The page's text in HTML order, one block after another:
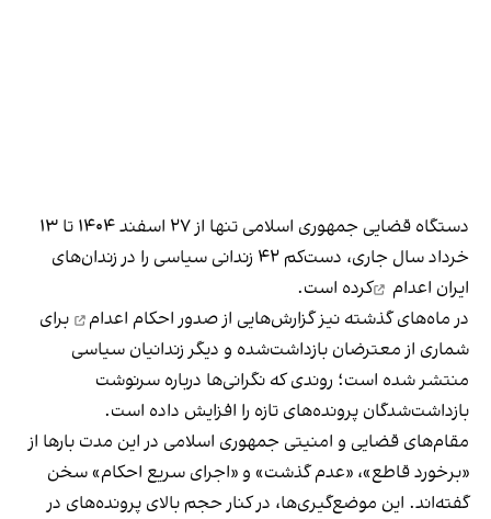
دستگاه قضایی جمهوری اسلامی تنها از ۲۷ اسفند ۱۴۰۴ تا ۱۳
خرداد سال جاری، دست‌کم ۴۲ زندانی سیاسی را در زندان‌های
ایران اعدام
کرده است.
در ماه‌های گذشته نیز گزارش‌هایی از صدور احکام اعدام
برای
شماری از معترضان بازداشت‌شده و دیگر زندانیان سیاسی
منتشر شده است؛ روندی که نگرانی‌ها درباره سرنوشت
بازداشت‌شدگان پرونده‌های تازه را افزایش داده است.
مقام‌های قضایی و امنیتی جمهوری اسلامی در این مدت بارها از
«برخورد قاطع»، «عدم گذشت» و «اجرای سریع احکام» سخن
گفته‌اند. این موضع‌گیری‌ها، در کنار حجم بالای پرونده‌های در